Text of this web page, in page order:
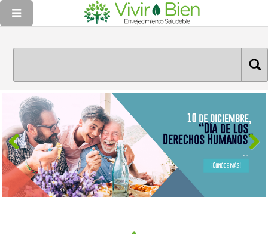
Previous Next